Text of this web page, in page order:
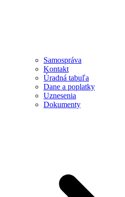
Samospráva
Kontakt
Úradná tabuľa
Dane a poplatky
Uznesenia
Dokumenty